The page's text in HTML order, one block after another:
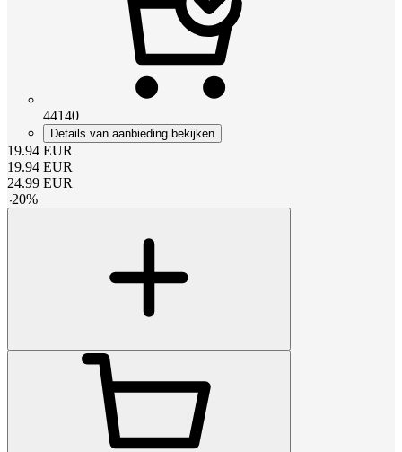
44140
Details van aanbieding bekijken
19.94 EUR
19.94 EUR
24.99 EUR
-20%